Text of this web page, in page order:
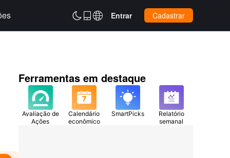
 Entrar Cadastrar
Ferramentas em destaque
Avaliação de
Ações
Calendário
econômico
SmartPicks
Relatório
semanal